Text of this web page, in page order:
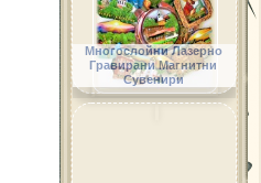
Многослойни Лазерно
Гравирани Магнитни
Сувенири